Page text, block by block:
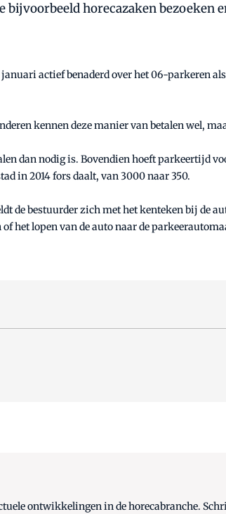
bijvoorbeeld horecazaken bezoeken
actief benaderd over het 06-parkeren
kennen deze manier van betalen wel,
dan nodig is. Bovendien hoeft parkeertijd
in 2014 fors daalt, van 3000 naar 350.
de bestuurder zich met het kenteken bij de
het lopen van de auto naar de
ontwikkelingen in de horecabranche.